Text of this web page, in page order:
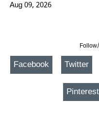
Aug 09, 2026
Facebook Twitter
Pinterest